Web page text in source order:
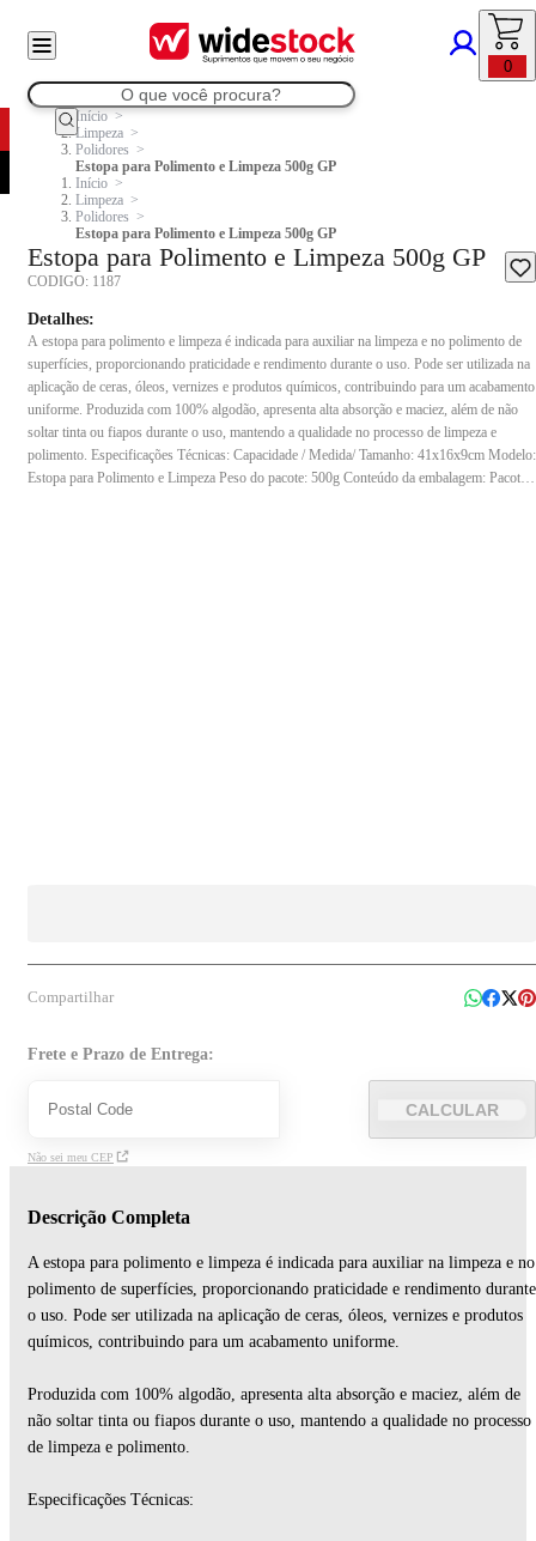
0
Início
Limpeza
Polidores
Estopa para Polimento e Limpeza 500g GP
Início
Limpeza
Polidores
Estopa para Polimento e Limpeza 500g GP
Estopa para Polimento e Limpeza 500g GP
CODIGO: 1187
Detalhes:
A estopa para polimento e limpeza é indicada para auxiliar na limpeza e no polimento de
superfícies, proporcionando praticidade e rendimento durante o uso. Pode ser utilizada na
aplicação de ceras, óleos, vernizes e produtos químicos, contribuindo para um acabamento
uniforme. Produzida com 100% algodão, apresenta alta absorção e maciez, além de não
soltar tinta ou fiapos durante o uso, mantendo a qualidade no processo de limpeza e
polimento. Especificações Técnicas: Capacidade / Medida/ Tamanho: 41x16x9cm Modelo:
Estopa para Polimento e Limpeza Peso do pacote: 500g Conteúdo da embalagem: Pacote
Compartilhar
Frete e Prazo de Entrega:
CALCULAR
Não sei meu CEP
Descrição Completa
A estopa para polimento e limpeza é indicada para auxiliar na limpeza e no
polimento de superfícies, proporcionando praticidade e rendimento durante
o uso. Pode ser utilizada na aplicação de ceras, óleos, vernizes e produtos
químicos, contribuindo para um acabamento uniforme.
Produzida com 100% algodão, apresenta alta absorção e maciez, além de
não soltar tinta ou fiapos durante o uso, mantendo a qualidade no processo
de limpeza e polimento.
Especificações Técnicas: